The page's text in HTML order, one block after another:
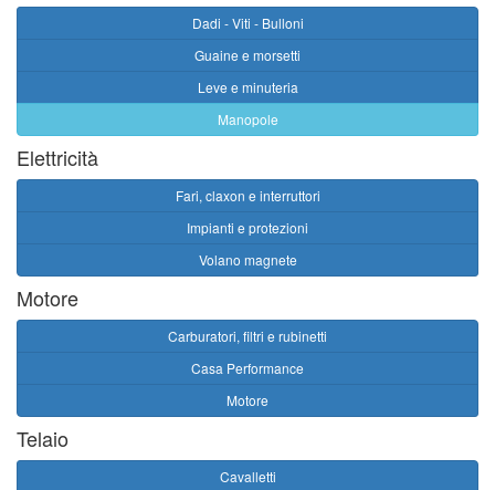
Dadi - Viti - Bulloni
Guaine e morsetti
Leve e minuteria
Manopole
Elettricità
Fari, claxon e interruttori
Impianti e protezioni
Volano magnete
Motore
Carburatori, filtri e rubinetti
Casa Performance
Motore
Telaio
Cavalletti